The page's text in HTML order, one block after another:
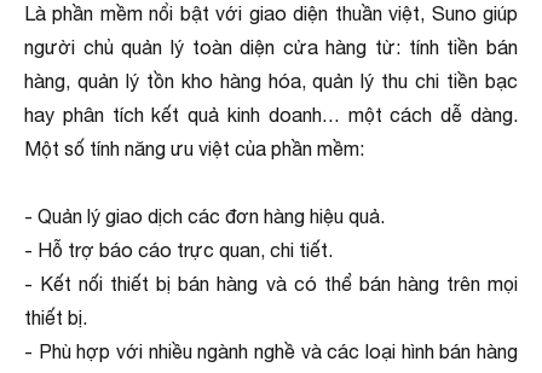
Là phần mềm nổi bật với giao diện thuần việt, Suno giúp
người chủ quản lý toàn diện cửa hàng từ: tính tiền bán
hàng, quản lý tồn kho hàng hóa, quản lý thu chi tiền bạc
hay phân tích kết quả kinh doanh… một cách dễ dàng.
Một số tính năng ưu việt của phần mềm:
- Quản lý giao dịch các đơn hàng hiệu quả.
- Hỗ trợ báo cáo trực quan, chi tiết.
- Kết nối thiết bị bán hàng và có thể bán hàng trên mọi
thiết bị.
- Phù hợp với nhiều ngành nghề và các loại hình bán hàng